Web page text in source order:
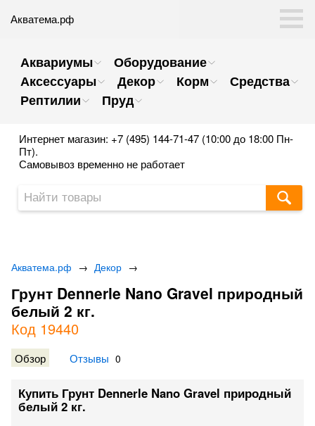
Акватема.рф
Аквариумы
Оборудование
Аксессуары
Декор Корм
Средства
Рептилии
Пруд
Интернет магазин: +7 (495) 144-71-47 (10:00 до 18:00 Пн-
Пт).
Самовывоз временно не работает
Акватема.рф → Декор →
Грунт Dennerle Nano Gravel природный
белый 2 кг.
Код 19440
Обзор Отзывы 0
Купить Грунт Dennerle Nano Gravel природный
белый 2 кг.